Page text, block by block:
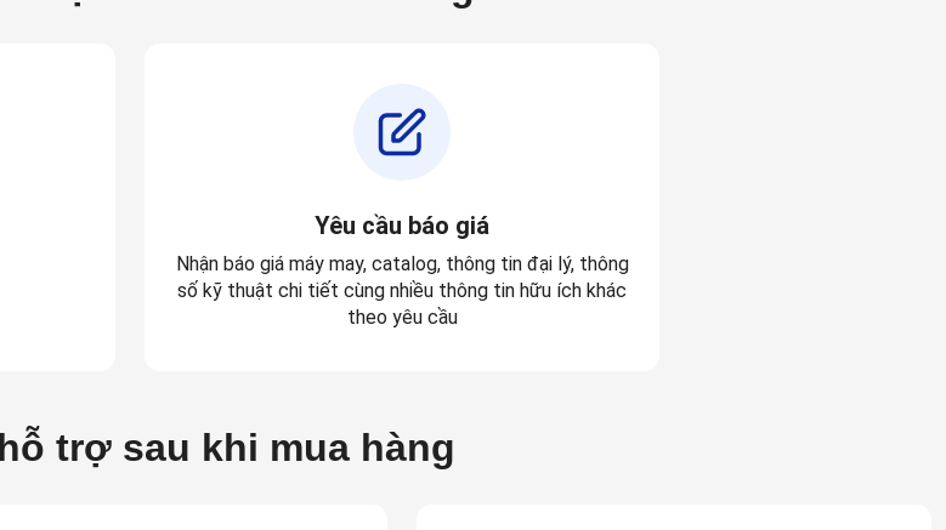
Yêu cầu báo giá
Nhận báo giá máy may, catalog, thông tinđại lý, thông
số kỹ thuật chi tiết cùng nhiều thông tin hữu ích khác
theo yêu cầu
trợ sau khi mua hàng